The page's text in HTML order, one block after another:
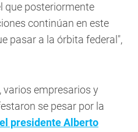
que posteriormente
continúan en este
pasar a la órbita federal",
varios empresarios y
se pesar por la
presidenteAlberto